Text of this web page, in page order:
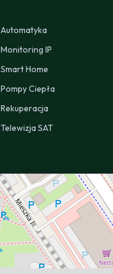
Automatyka
Monitoring IP
Smart Home
Pompy Ciepła
Rekuperacja
Telewizja SAT